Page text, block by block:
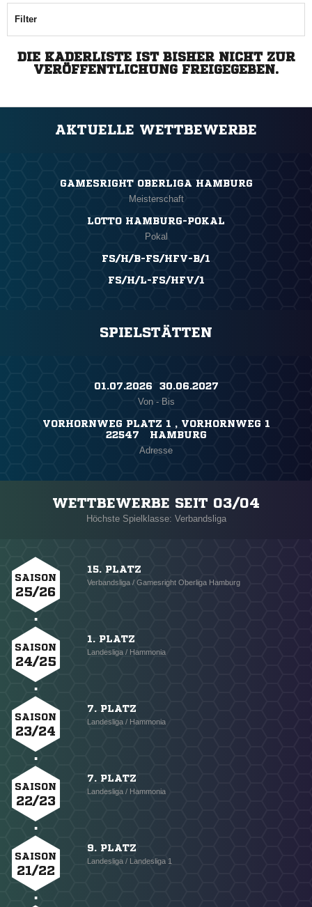
Filter
DIE KADERLISTE IST BISHER NICHT ZUR
VERÖFFENTLICHUNG FREIGEGEBEN.
AKTUELLE WETTBEWERBE
GAMESRIGHT OBERLIGA HAMBURG
Meisterschaft
LOTTO HAMBURG-POKAL
Pokal
FS/H/B-FS/HFV-B/1
FS/H/L-FS/HFV/1
SPIELSTÄTTEN
01.07.2026 ​ 30.06.2027
Von - Bis
VORHORNWEG PLATZ 1 , VORHORNWEG 1
22547 HAMBURG
Adresse
WETTBEWERBE SEIT 03/04
Höchste Spielklasse: Verbandsliga
SAISON
25/26
15. PLATZ
Verbandsliga / Gamesright Oberliga Hamburg
SAISON
24/25
1. PLATZ
Landesliga / Hammonia
SAISON
23/24
7. PLATZ
Landesliga / Hammonia
SAISON
22/23
7. PLATZ
Landesliga / Hammonia
SAISON
21/22
9. PLATZ
Landesliga / Landesliga 1